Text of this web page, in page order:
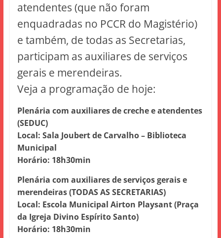
atendentes (que não foram
enquadradas no PCCR do Magistério)
e também, de todas as Secretarias,
participam as auxiliares de serviços
gerais e merendeiras.
Veja a programação de hoje:
Plenária com auxiliares de creche e atendentes
(SEDUC)
Local: Sala Joubert de Carvalho – Biblioteca
Municipal
Horário: 18h30min
Plenária com auxiliares de serviços gerais e
merendeiras (TODAS AS SECRETARIAS)
Local: Escola Municipal Airton Playsant (Praça
da Igreja Divino Espírito Santo)
Horário: 18h30min